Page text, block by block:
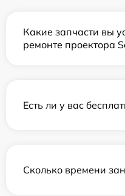
Какие запчасти вы
ремонте проектора
Есть ли у вас
Сколько времени